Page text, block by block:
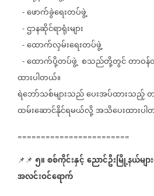
- ဖောက်ခွဲရေးတပ်ဖွဲ့
- ဌာနဆိုင်ရာရုံးများ
- ထောက်လှမ်းရေးတပ်ဖွဲ့
- ထောက်ပို့တပ်ဖွဲ့ စသည်တို့တွင်တာဝ
ထားပါတယ်။
ရဲဘော်သစ်များသည်ပေးအပ်ထားသည့်
ထမ်းဆောင်နိုင်ရမယ်လို့အသိပေးထားပ
========================
📌📌 ⁨⁨⁨⁨⁨⁨⁨⁨⁨⁨⁨⁨⁨ ၅။စစ်ကိုင်းနှင့်ညောင်ဦးမြို့နယ်မျ
အလင်းဝင်ရောက်